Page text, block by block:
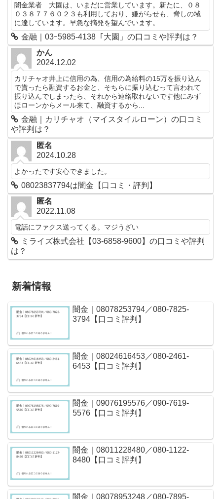
闇金業者 大園は、いまだに営業しています。新たに、０８
０３８７７６０２３も利用しており、嫌がらせも、脅しの域
に達しています。早急な摘発を望んでいます。
金融｜03ｰ5985-4138「大園」の口コミや評判は？
かん
2024.12.02
カリチャオ井上に信用の為、信用の為給料の15万を振り込ん
で貰ったら融資するお金と、そちらに振り込むって言われて
振り込んでしまったら、それから連絡取れないです他にみず
ほローンからメール来て、融資するから...
金融｜カリチャオ（マイスタイルローン）の口コミ
や評判は？
匿名
2024.10.28
よかったです安心できました。
08023837794は闇金【口コミ・評判】
匿名
2022.11.08
電話にファクス送ってくる。マジうざい
ミライズ株式会社【03-6858-9600】の口コミや評判
は？
新着情報
闇金｜08078253794／080-7825-
3794【口コミ評判】
闇金｜08024616453／080-2461-
6453【口コミ評判】
闇金｜09076195576／090-7619-
5576【口コミ評判】
闇金｜08011228480／080-1122-
8480【口コミ評判】
闇金｜08078953248／080-7895-